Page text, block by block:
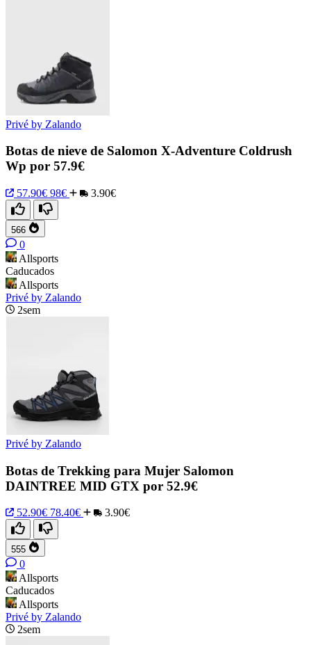
Privé by Zalando
Botas de nieve de Salomon X-Adventure Coldrush
Wp por 57.9€
57.90€ 98€ 3.90€
566
0
Allsports
Caducados
Allsports
Privé by Zalando
2sem
Privé by Zalando
Botas de Trekking para Mujer Salomon
DAINTREE MID GTX por 52.9€
52.90€ 78.40€ 3.90€
555
0
Allsports
Caducados
Allsports
Privé by Zalando
2sem